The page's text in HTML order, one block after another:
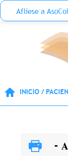
Pasar al
Menu Top Anónimo
Aflíese a
INICIO /